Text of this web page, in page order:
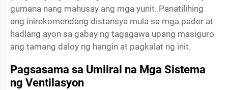
gumana nang mahusay ang mga yunit. Panatilihing
ang inirekomendang distansya mula sa mga pader at
hadlang ayon sa gabay ng tagagawa upang masiguro
ang tamang daloy ng hangin at pagkalat ng init.
Pagsasama sa Umiiral na Mga Sistema
ng Ventilasyon